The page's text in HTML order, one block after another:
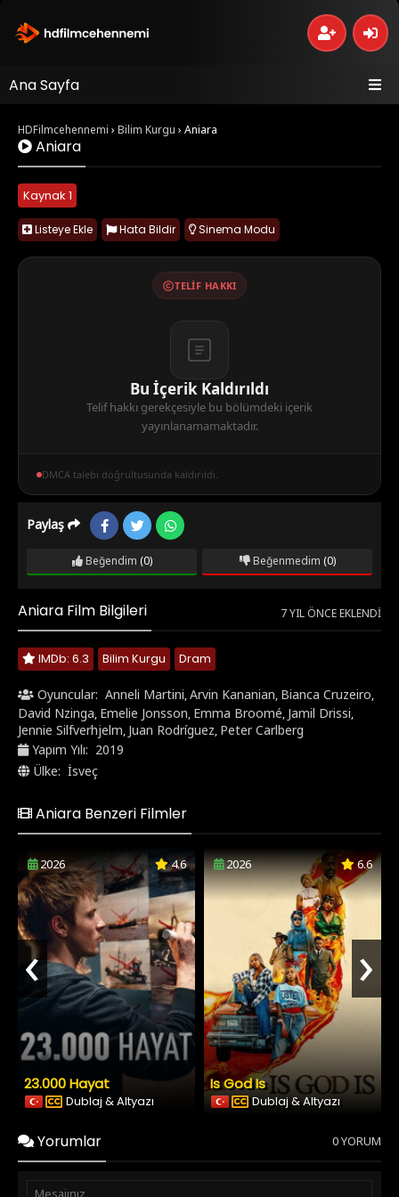
Ana Sayfa
HDFilmcehennemi › Bilim Kurgu › Aniara
Aniara
Kaynak 1
Listeye Ekle Hata Bildir Sinema Modu
TELIF HAKKI
Bu İçerik Kaldırıldı
Telif hakkı gerekçesiyle bu bölümdeki içerik
yayınlanamamaktadır.
DMCA talebi doğrultusunda kaldırıldı.
Paylaş
Beğendim (0) Beğenmedim (0)
Aniara Film Bilgileri 7 YIL ÖNCE EKLENDI
IMDb: 6.3 Bilim Kurgu Dram
Oyuncular: Anneli Martini,Arvin Kananian, Bianca Cruzeiro,
David Nzinga, Emelie Jonsson, Emma Broomé, Jamil Drissi,
Jennie Silfverhjelm, Juan Rodríguez, Peter Carlberg
Yapım Yılı: 2019
Ülke: İsveç
Aniara Benzeri Filmler
2026 4.6
23.000 Hayat
Dublaj & Altyazı
2026 6.6
Is God Is
Dublaj & Altyazı
‹ ›
Yorumlar 0 YORUM